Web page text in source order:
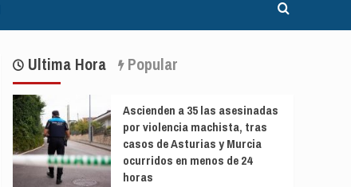
Ultima Hora Popular
Ascienden a 35 las asesinadas
por violencia machista, tras
casos de Asturias y Murcia
ocurridos en menos de 24
horas